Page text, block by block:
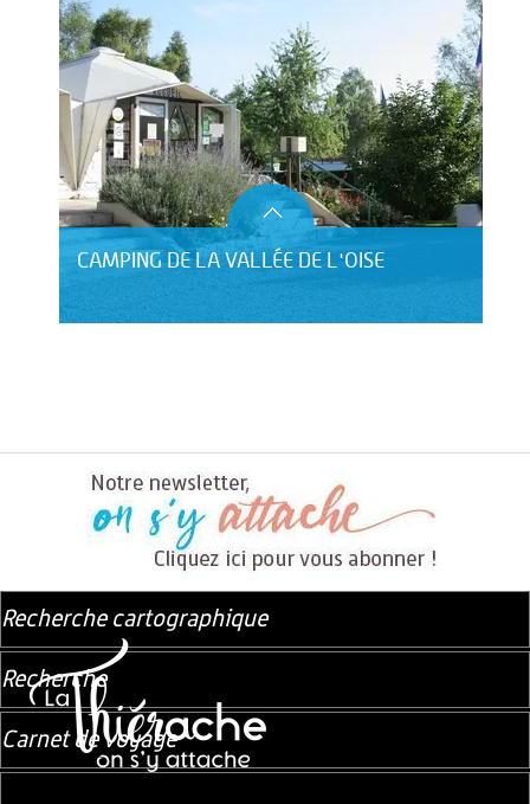
CAMPING DE LA VALLÉE DE L'OISE
Recherche cartographique
Recherche
Carnet de voyage